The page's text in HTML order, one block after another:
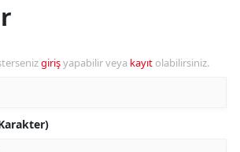
girişyapabilir veya kayıt olabilirsiniz.